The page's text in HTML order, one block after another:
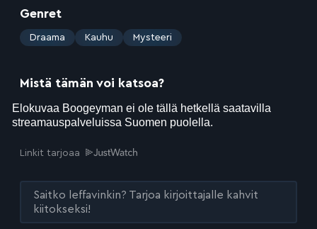
Genret
: Draama Kauhu Mysteeri
Mistä tämän voi katsoa?
Linkit tarjoaa
Saitko leffavinkin? Tarjoa kirjoittajalle kahvit
kiitokseksi!